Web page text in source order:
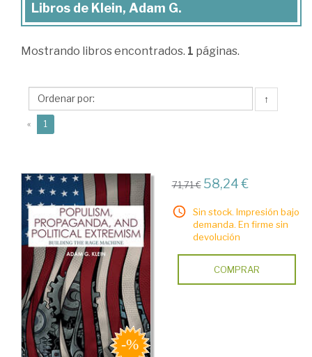
Libros
Klein,
Libros de Klein, Adam G.
Mostrando libros encontrados. 1 páginas.
↑
« 1
71,71 € 58,24 €
Sin stock. Impresión bajo
demanda. En firme sin
devolución
COMPRAR